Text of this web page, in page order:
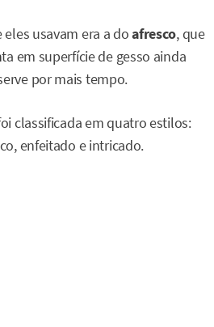
eles usavam era a doafresco, que
em superfície de gesso ainda
por mais tempo.
classificada em quatro estilos:
enfeitado e intricado.